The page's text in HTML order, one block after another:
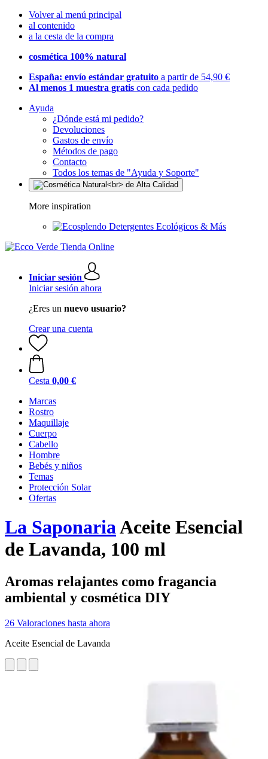
Volver al menú principal
al contenido
a la cesta de la compra
cosmética 100% natural
España: envío estándar gratuito a partir de 54,90 €
Al menos 1 muestra gratis con cada pedido
Ayuda
¿Dónde está mi pedido?
Devoluciones
Gastos de envío
Métodos de pago
Contacto
Todos los temas de "Ayuda y Soporte"
More inspiration
Detergentes Ecológicos & Más
Iniciar sesión
Iniciar sesión ahora
¿Eres un nuevo usuario?
Crear una cuenta
Cesta 0,00 €
Marcas
Rostro
Maquillaje
Cuerpo
Cabello
Hombre
Bebés y niños
Temas
Protección Solar
Ofertas
La SaponariaAceite Esencial
de Lavanda, 100 ml
Aromas relajantes como fragancia
ambiental y cosmética DIY
26 Valoraciones hasta ahora
Aceite Esencial de Lavanda